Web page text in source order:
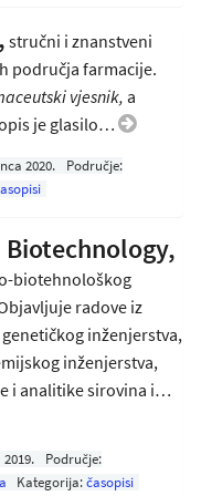
stručni i znanstveni
područja farmacije.
vjesnik, a
je glasilo…
2020.
Područje:
Biotechnology,
biotehnološkog
radove iz
inženjerstva,
inženjerstva,
i analitike sirovina i…
.
Područje:
Kategorija:časopisi